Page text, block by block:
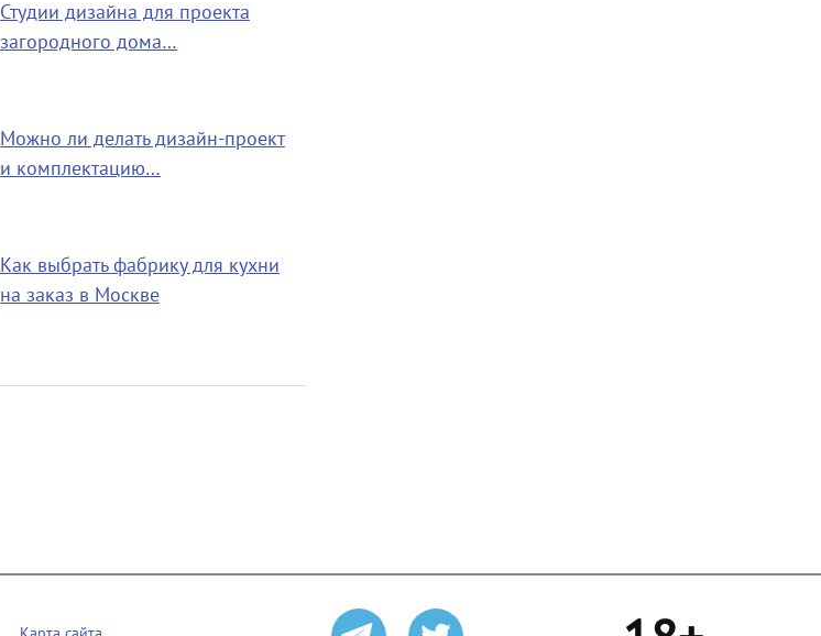
Студии дизайна для проекта
загородного дома…
Можно ли делать дизайн-проект
и комплектацию…
Как выбрать фабрику для кухни
на заказ в Москве